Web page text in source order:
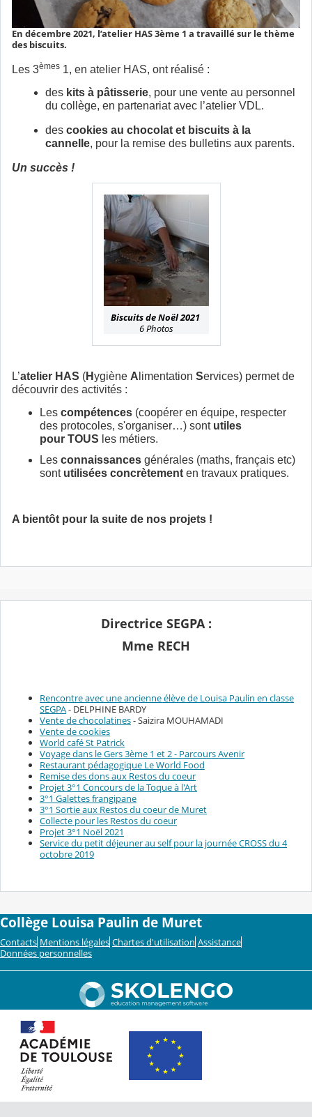
En décembre 2021, l’atelier HAS 3ème 1 a travaillé sur le thème
des biscuits.
Les 3èmes 1, en atelier HAS, ont réalisé :
des kits à pâtisserie, pour une vente au personnel
du collège, en partenariat avec l’atelier VDL.
des cookies au chocolat et biscuits à la
cannelle, pour la remise des bulletins aux parents.
Un succès !
Biscuits de Noël 2021
6 Photos
L’atelier HAS (Hygiène A limentation Services) permet de
découvrir des activités :
Les compétences (coopérer en équipe, respecter
des protocoles, s'organiser…) sont utiles
pour TOUS les métiers.
Les connaissances générales (maths, français etc)
sont utilisées concrètement en travaux pratiques.
A bientôt pour la suite de nos projets !
Directrice SEGPA :
Mme RECH
Rencontre avec une ancienne élève de Louisa Paulin en classe
SEGPA- DELPHINE BARDY
Vente de chocolatines- Saizira MOUHAMADI
Vente de cookies
World café St Patrick
Voyage dans le Gers 3ème 1 et 2 - Parcours Avenir
Restaurant pédagogique Le World Food
Remise des dons aux Restos du coeur
Projet 3°1 Concours de la Toque à l'Art
3°1 Galettes frangipane
3°1 Sortie aux Restos du coeur de Muret
Collecte pour les Restos du coeur
Projet 3°1 Noël 2021
Service du petit déjeuner au self pour la journée CROSS du 4
octobre 2019
Collège Louisa Paulin de Muret
Contacts Mentions légales Chartes d'utilisation Assistance
Données personnelles